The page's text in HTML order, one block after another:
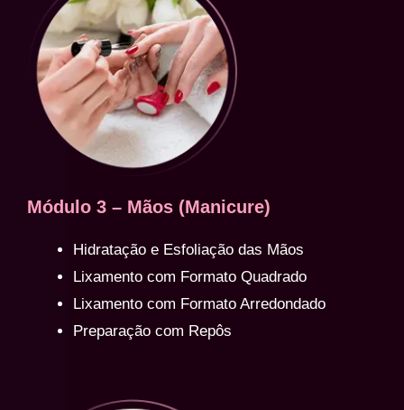
Módulo 3 – Mãos (Manicure)
Hidratação e Esfoliação das Mãos
Lixamento com Formato Quadrado
Lixamento com Formato Arredondado
Preparação com Repôs